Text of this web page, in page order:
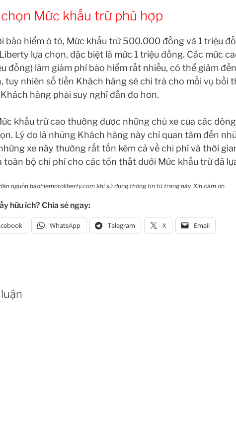
Mức khấu trừ phù hợp
bảo hiểm ô tô, Mức khấu trừ 500.000 đồng và 1 triệu
lựa chọn, đặc biệt là mức 1 triệu đồng. Các mức
đồng) làm giảm phí bảo hiểm rất nhiều, có thể giảm
tuy nhiên số tiền Khách hàng sẽ chi trả cho mỗi vụ bồi
hàng phải suy nghĩ đắn đo hơn.
khấu trừ cao thường được những chủ xe của các
Lý do là những Khách hàng này chỉ quan tâm đến
xe này thường rất tốn kém cả về chi phí và thời
toàn bộ chi phí cho các tổn thất dưới Mức khấu trừ đã
nguồn baohiemotoliberty.com khi sử dụng thông tin từ trang này. Xin cảm ơn.
hữu ích? Chia sẻ ngay:
WhatsApp Telegram X Email